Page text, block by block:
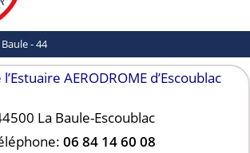
- 44
AERODROME d’Escoublac
La Baule-Escoublac
06 84 14 60 08